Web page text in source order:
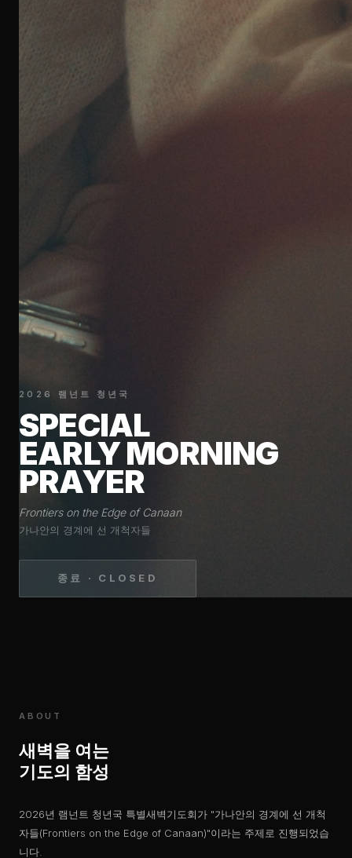
2026 램넌트 청년국
SPECIAL
EARLY MORNING
PRAYER
Frontiers on the Edge of Canaan
가나안의 경계에 선 개척자들
종료 · CLOSED
ABOUT
새벽을 여는
기도의 함성
2026년 램넌트 청년국 특별새벽기도회가 "가나안의 경계에 선 개척
자들(Frontiers on the Edge of Canaan)"이라는 주제로 진행되었습
니다.